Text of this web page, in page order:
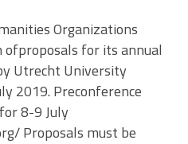
Organizations
ofproposals for its annual
Utrecht University
2019. Preconference
8-9 July
Proposals must be